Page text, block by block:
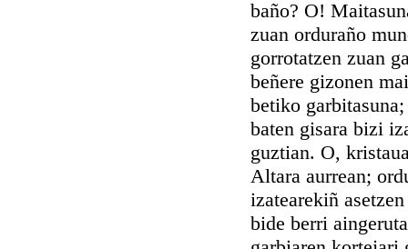
baño? O!
zuan orduraño
gorrotatzen zuan
beñere gizonen
betiko
baten gisara bizi
guztian. O,
Altara aurrean;
izatearekiñ
bide berri